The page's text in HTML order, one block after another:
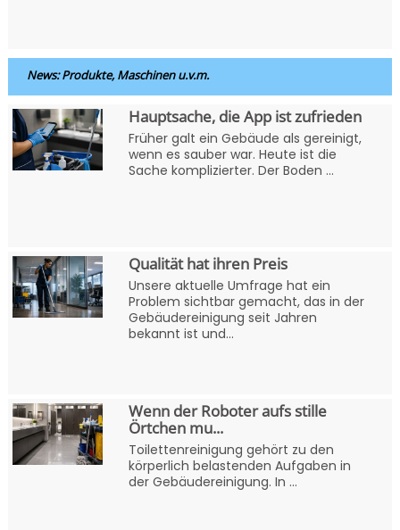
News: Produkte, Maschinen u.v.m.
Hauptsache, die App ist zufrieden
Früher galt ein Gebäude als gereinigt,
wenn es sauber war. Heute ist die
Sache komplizierter. Der Boden ...
Qualität hat ihren Preis
Unsere aktuelle Umfrage hat ein
Problem sichtbar gemacht, das in der
Gebäudereinigung seit Jahren
bekannt ist und...
Wenn der Roboter aufs stille
Örtchen mu...
Toilettenreinigung gehört zu den
körperlich belastenden Aufgaben in
der Gebäudereinigung. In ...